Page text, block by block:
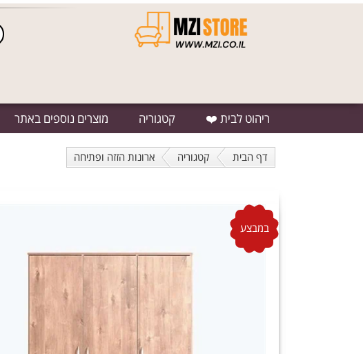
ריהוט לבית ❤️ קטגוריה מוצרים נוספים באתר
דף הבית קטגוריה ארונות הזזה ופתיחה
במבצע